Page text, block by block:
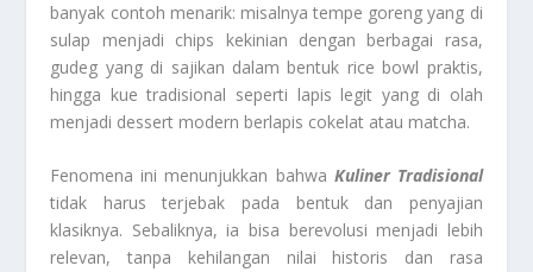
banyak contoh menarik: misalnya tempe goreng yang di
sulap menjadi chips kekinian dengan berbagai rasa,
gudeg yang di sajikan dalam bentuk rice bowl praktis,
hingga kue tradisional seperti lapis legit yang di olah
menjadi dessert modern berlapis cokelat atau matcha.
Fenomena ini menunjukkan bahwa Kuliner Tradisional
tidak harus terjebak pada bentuk dan penyajian
klasiknya. Sebaliknya, ia bisa berevolusi menjadi lebih
relevan, tanpa kehilangan nilai historis dan rasa